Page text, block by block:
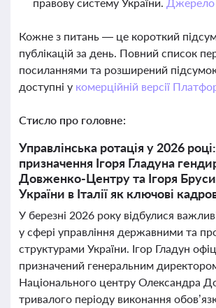
Кожне з питань — це короткий
публікацій за день. Повний список
посиланнями та розширений
доступні у комерційній версії
Стисло про головне:
Управлінська ротація у 2026 році:
призначення Ігоря Гладуна
Довженко-Центру та Ігоря
України в Італії як ключові
У березні 2026 року відбулися
у сфері управління державними та
структурами України. Ігор Гладун
призначений генеральним
Національного центру Олександра
тривалого періоду виконання